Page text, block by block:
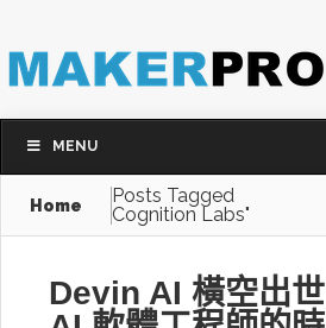
MENU
Home
Posts Tagged
Cognition Labs"
Devin AI 橫空出世